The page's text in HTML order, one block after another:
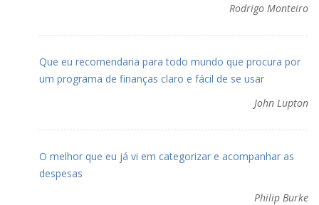
Rodrigo Monteiro
Que eu recomendaria para todo mundo que procura por
um programa de finanças claro e fácil de se usar
John Lupton
O melhor que eu já vi em categorizar e acompanhar as
despesas
Philip Burke